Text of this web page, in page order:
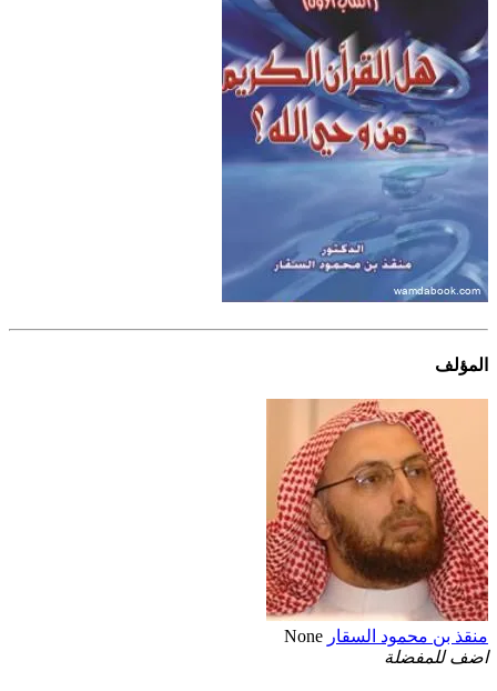
المؤلف
منقذ بن محمود السقار None
اضف للمفضلة